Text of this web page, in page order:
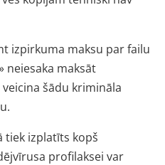
izpirkuma maksu par failu
neiesaka maksāt
šādu krimināla
tiek izplatīts kopš
profilaksei var